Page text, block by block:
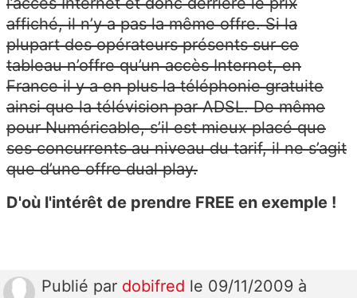
affiché, il n’y a pas la même offre. Si la
plupart des opérateurs présents sur ce
tableau n’offre qu’un accès Internet, en
France il y a en plus la téléphonie gratuite
ainsi que la télévision par ADSL. De même
pour Numéricable, s’il est mieux placé que
ses concurrents au niveau du tarif, il ne s’agit
que d’une offre dual play.
D'où l'intérêt de prendre FREE en exemple !
Publié par dobifred le 09/11/2009 à